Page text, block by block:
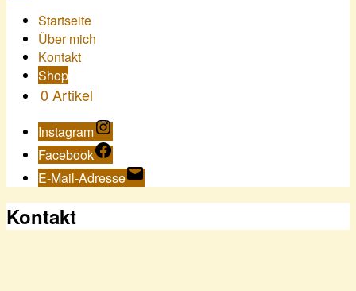
Startseite
Über mich
Kontakt
Shop
0 Artikel
Instagram
Facebook
E-Mail-Adresse
Kontakt